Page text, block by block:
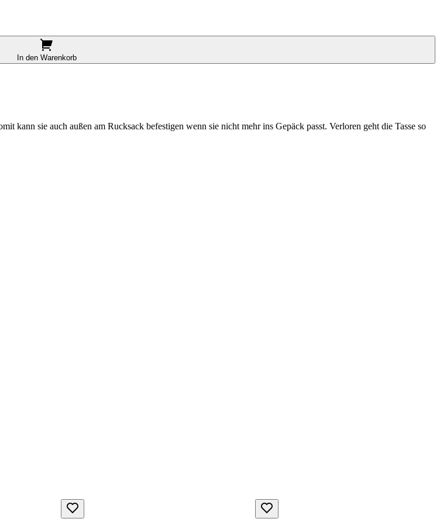
In den Warenkorb
kann sie auch außen am Rucksack befestigen wenn sie nicht mehr ins Gepäck passt. Verloren geht die Tasse so